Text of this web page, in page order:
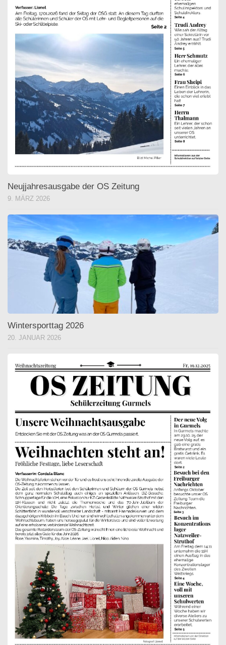
Neujjahresausgabe der OS Zeitung
9. MÄRZ 2026
Wintersporttag 2026
20. JANUAR 2026